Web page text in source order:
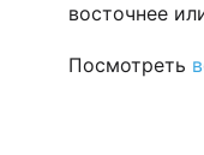
восточнее
Посмотреть